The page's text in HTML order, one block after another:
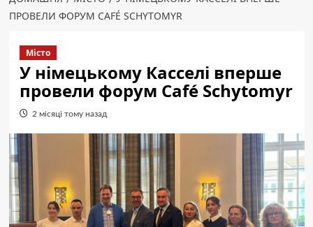
ПРОВЕЛИ ФОРУМ CAFÉ SCHYTOMYR
Місто
У німецькому Касселі вперше
провели форум Café Schytomyr
2 місяці тому назад